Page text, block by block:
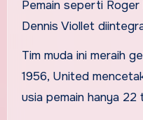
Pemain seperti Roger
Dennis Viollet
Tim muda ini meraih
1956, United
usia pemain hanya 22